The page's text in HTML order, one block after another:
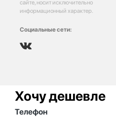
сайте, носит исключительно
информационный характер.
Социальные сети:
Хочу дешевле
Телефон